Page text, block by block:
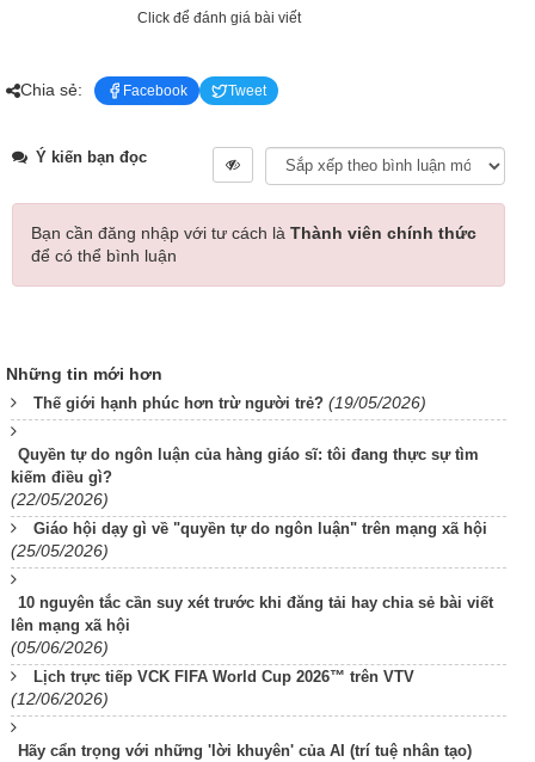
Click để đánh giá bài viết
Chia sẻ: Facebook Tweet
Ý kiến bạn đọc
Bạn cần đăng nhập với tư cách là Thành viên chính thức
để có thể bình luận
Những tin mới hơn
Thế giới hạnh phúc hơn trừ người trẻ? (19/05/2026)
Quyền tự do ngôn luận của hàng giáo sĩ: tôi đang thực sự tìm
kiếm điều gì?
(22/05/2026)
Giáo hội dạy gì về "quyền tự do ngôn luận" trên mạng xã hội
(25/05/2026)
10 nguyên tắc cần suy xét trước khi đăng tải hay chia sẻ bài viết
lên mạng xã hội
(05/06/2026)
Lịch trực tiếp VCK FIFA World Cup 2026™ trên VTV
(12/06/2026)
Hãy cẩn trọng với những 'lời khuyên' của AI (trí tuệ nhân tạo)